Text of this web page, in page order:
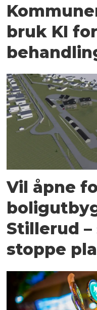
bruk KI
Vil åpne
Stillerud –
stoppe